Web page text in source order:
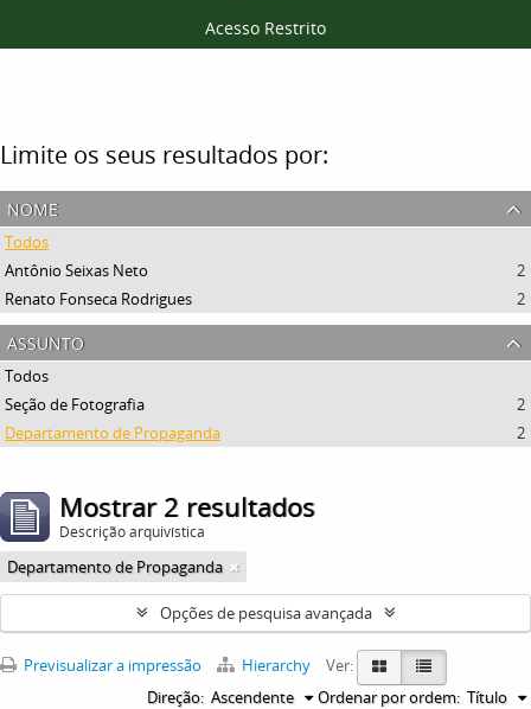
Acesso Restrito
Limite os seus resultados por:
nome
Todos
Antônio Seixas Neto
2
Renato Fonseca Rodrigues
2
assunto
Todos
Seção de Fotografia
2
Departamento de Propaganda
2
Mostrar 2 resultados
Descrição arquivística
Departamento de Propaganda
Opções de pesquisa avançada
Previsualizar a impressão Hierarchy
Ver:
Ordenar por ordem: Título
Direção: Ascendente